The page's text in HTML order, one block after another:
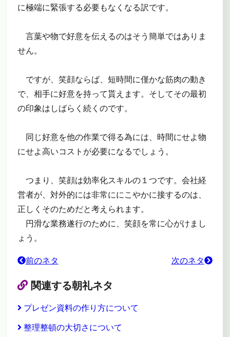
に極端に緊張する必要もなくなる訳です。
言葉や物で好意を伝えるのはそう簡単ではありま
せん。
ですが、笑顔ならば、短時間に僅かな筋肉の動き
で、相手に好意を持って貰えます。そしてその最初
の印象はしばらく続くのです。
同じ好意を他の作業で得る為には、時間にせよ物
にせよ高いコストが必要になるでしょう。
つまり、笑顔は効率化スキルの１つです。会社経
営者が、対外的には非常ににこやかに接するのは、
正しくそのためだと考えられます。
円滑な業務遂行のために、笑顔を常に心がけまし
ょう。
前のネタ
次のネタ
関連する朝礼ネタ
プレゼン資料の作り方について
整理整頓の大切さについて